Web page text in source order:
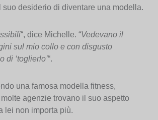
desiderio di diventare una modella.
“, dice Michelle. “Vedevano il
sul mio collo e con disgusto
di ‘toglierlo’“.
una famosa modella fitness,
agenzie trovano il suo aspetto
lei non importa più.